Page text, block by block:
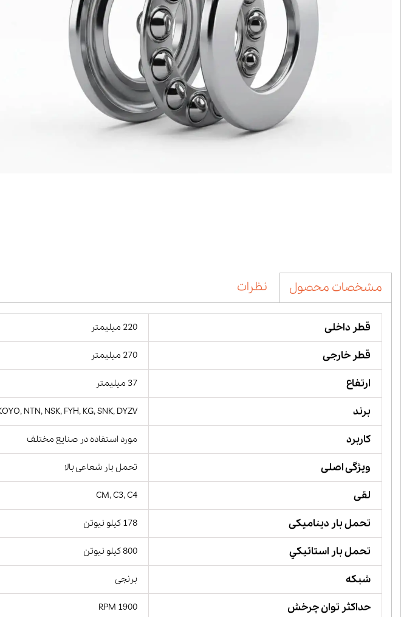
مشخصات محصول نظرات
قطر داخلی 220 میلیمتر
قطر خارجی 270 میلیمتر
ارتفاع 37 میلیمتر
برند NTN, NSK, FYH, KG, SNK, DYZV,
کاربرد مورد استفاده در صنایع مختلف
ویژگی اصلی تحمل بار شعاعی بالا
لقی CM, C3, C4
تحمل بار دینامیکی 178 کیلو نیوتن
تحمل بار استاتيكي 800 کیلو نیوتن
شبکه برنجی
حداکثر توان چرخش 1900 RPM